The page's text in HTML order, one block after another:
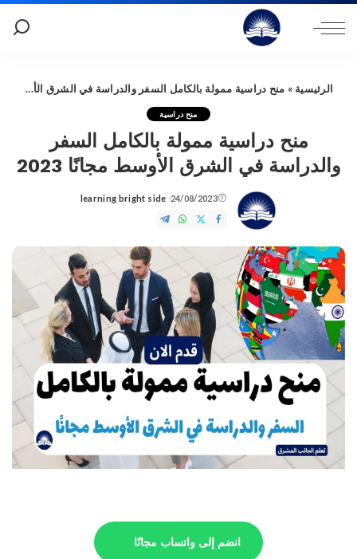
الرئيسية » منح دراسية ممولة بالكامل السفر والدراسة في الشرق الأوسط مجانًا 2023
منح دراسية
منح دراسية ممولة بالكامل السفر
والدراسة في الشرق الأوسط مجانًا 2023
24/08/2023
Posted
by
learning bright side
انضم إلى واتساب مجانًا